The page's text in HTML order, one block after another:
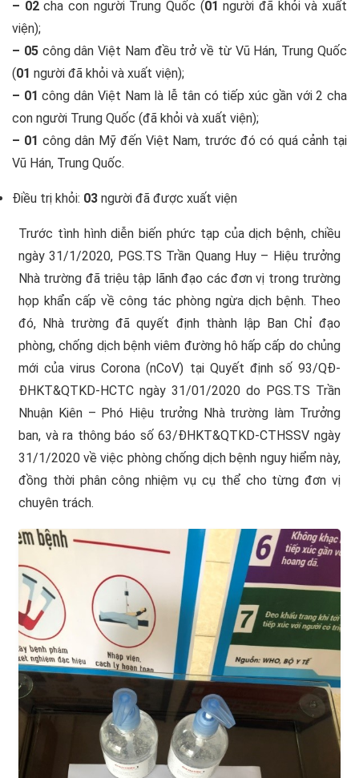
– 02cha con người Trung Quốc (01 người đã khỏi và xuất
viện);
– 05công dân Việt Nam đều trở về từ Vũ Hán, Trung Quốc
(01 người đã khỏi và xuất viện);
– 01công dân Việt Nam là lễ tân có tiếp xúc gần với 2 cha
con người Trung Quốc (đã khỏi và xuất viện);
– 01 công dân Mỹ đến Việt Nam, trước đó có quá cảnh tại
Vũ Hán, Trung Quốc.
Điều trị khỏi: 03 người đã được xuất viện
Trước tình hình diễn biến phức tạp của dịch bệnh, chiều
ngày 31/1/2020, PGS.TS Trần Quang Huy – Hiệu trưởng
Nhà trường đã triệu tập lãnh đạo các đơn vị trong trường
họp khẩn cấp về công tác phòng ngừa dịch bệnh. Theo
đó, Nhà trường đã quyết định thành lập Ban Chỉ đạo
phòng, chống dịch bệnh viêm đường hô hấp cấp do chủng
mới của virus Corona (nCoV) tại Quyết định số 93/QĐ-
ĐHKT&QTKD-HCTC ngày 31/01/2020 do PGS.TS Trần
Nhuận Kiên – Phó Hiệu trưởng Nhà trường làm Trưởng
ban, và ra thông báo số 63/ĐHKT&QTKD-CTHSSV ngày
31/1/2020 về việc phòng chống dịch bệnh nguy hiểm này,
đồng thời phân công nhiệm vụ cụ thể cho từng đơn vị
chuyên trách.